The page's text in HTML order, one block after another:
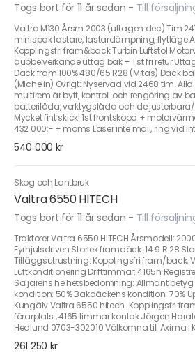
Togs bort för 11 år sedan - Till
Valtra M130 Årsm 2003 (uttagen dec) Tim
minispak lastare, lastardämpning, flytläge
Kopplingsfri fram&back Turbin Luftstol
dubbelverkande uttag bak + 1 st fri retur
Däck fram 100% 480/65 R28 (Mitas) Däck
(Michelin) Övrigt: Nyservad vid 2468 tim.
multirem är bytt, kontroll och rengöring av
batterilåda, verktygslåda och de
Mycket fint skick! 1st frontskopa +
432 000:- + moms Läser inte mail, ring vid
540 000 kr
Skog och Lantbruk
Valtra 6550 HITECH
Togs bort för 11 år sedan - Till
Traktorer Valtra 6550 HITECH Årsmodell:
Fyrhjulsdriven Storlek framdäck: 14.9 R 28
Tilläggsutrustning: Kopplingsfri fram/back,
Luftkonditionering Drifttimmar: 4165h
Säljarens helhetsbedömning: Allmänt
kondition: 50% Bakdäckens kondition: 70%
Kungälv Valtra 6550 hitech. Kopplingsfri
förarplats , 4165 timmar kontak Jörgen
Hedlund 0703-302010 Välkomna till Axima i
261 250 kr